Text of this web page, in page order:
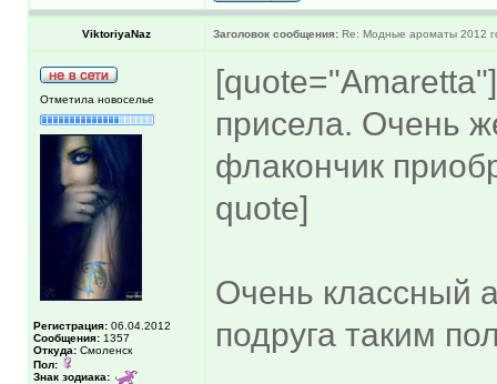
ViktoriyaNaz Заголовок сообщения: Re: Модные ароматы 2012
Отметила новоселье
Регистрация: 06.04.2012
Сообщения: 1357
Откуда: Смоленск
Пол:
Знак зодиака:
присела. Очень
флакончик
quote]
Очень классный
подруга таким